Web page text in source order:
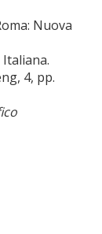
Nuova
4, pp.